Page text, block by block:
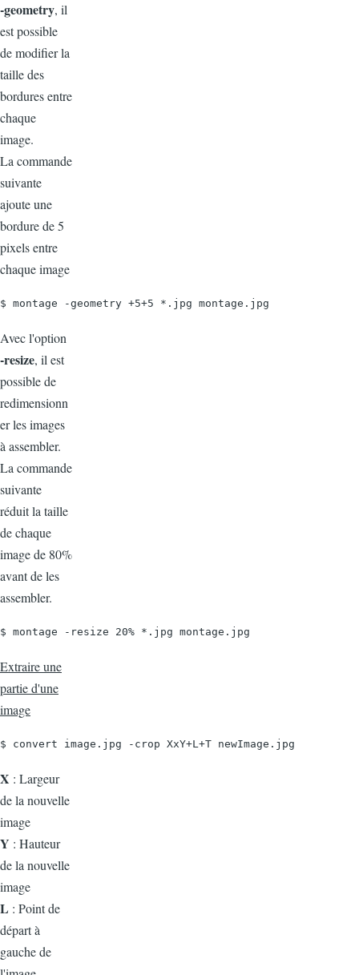
-geometry, il
est possible
de modifier la
taille des
bordures entre
chaque
image.
La commande
suivante
ajoute une
bordure de 5
pixels entre
chaque image
$ montage -geometry +5+5 *.jpg montage.jpg
Avec l'option
-resize, il est
possible de
redimensionn
er les images
à assembler.
La commande
suivante
réduit la taille
de chaque
image de 80%
avant de les
assembler.
$ montage -resize 20% *.jpg montage.jpg
Extraire une
partie d'une
image
$ convert image.jpg -crop XxY+L+T newImage.jpg
X : Largeur
de la nouvelle
image
Y : Hauteur
de la nouvelle
image
L : Point de
départ à
gauche de